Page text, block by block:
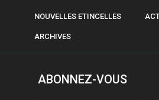
NOUVELLES ETINCELLES
ARCHIVES
ABONNEZ-VOUS